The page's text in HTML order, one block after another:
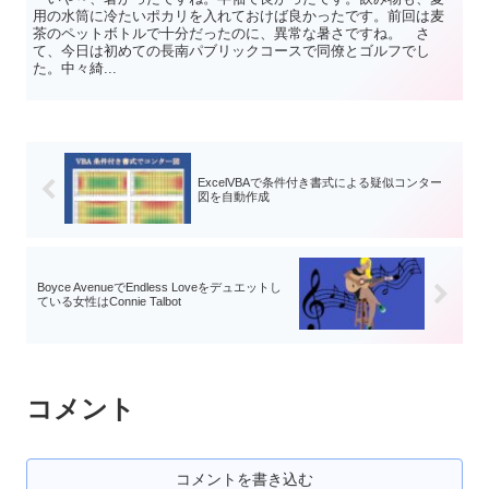
用の水筒に冷たいポカリを入れておけば良かったです。前回は麦
茶のペットボトルで十分だったのに、異常な暑さですね。 さ
て、今日は初めての長南パブリックコースで同僚とゴルフでし
た。中々綺...
ExcelVBAで条件付き書式による疑似コンター
図を自動作成
Boyce AvenueでEndless Loveをデュエットし
ている女性はConnie Talbot
コメント
コメントを書き込む